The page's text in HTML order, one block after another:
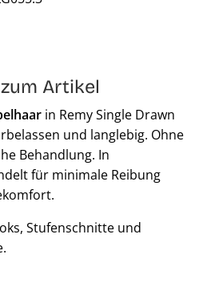
Artikel
in Remy Single Drawn
und langlebig. Ohne
Behandlung. In
für minimale Reibung
Stufenschnitte und